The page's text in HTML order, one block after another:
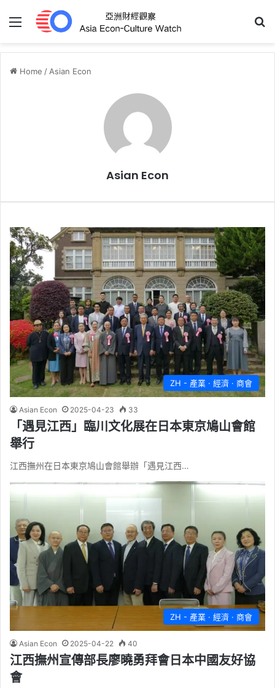
Menu
Home / Asian Econ
Asian Econ
ZH - 產業 · 經濟 · 商會
Asian Econ 2025-04-23 33
「遇見江西」臨川文化展在日本東京鳩山會館
舉行
江西撫州在日本東京鳩山會館舉辦「遇見江西…
ZH - 產業 · 經濟 · 商會
Asian Econ 2025-04-22 40
江西撫州宣傳部長廖曉勇拜會日本中國友好協
會